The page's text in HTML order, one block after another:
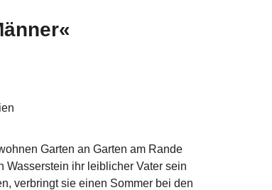
Garten an Garten am Rande
Wasserstein ihr leiblicher Vater sein
verbringt sie einen Sommer bei den